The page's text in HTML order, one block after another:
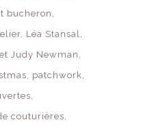
bucheron
Léa Stansal
Judy Newman
patchwork
couturières